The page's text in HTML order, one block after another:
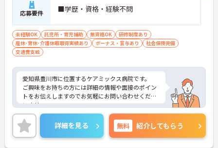
応募要件 ■学歴・資格・経験不問
未経験OK 託児所・育児補助 無資格OK
研修制度あり
産休･育休･介護休暇取得実績あり
ボーナス・賞与あり
社会保険完備
交通費支給
愛知県豊川市に位置するケアミックス病院です。
ご興味をお持ちの方には詳細の情報や面接のポイン
トをお伝えしますのでお気軽にお問い合わせくださ
いませ。
詳細を見る 無料 紹介してもらう